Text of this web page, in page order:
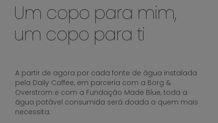
Um copo para mim,
um copo para ti
A partir de agora por cada fonte de água instalada
pela Daily Coffee, em parceria com a Borg &
Overstrom e com a Fundação Made Blue, toda a
água potável consumida será doada a quem mais
necessita.